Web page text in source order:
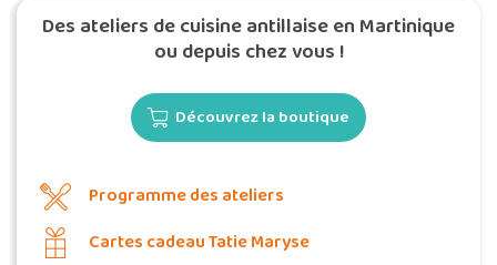
Des ateliers de cuisine antillaise en Martinique
ou depuis chez vous !
Découvrez la boutique
Programme des ateliers
Cartes cadeau Tatie Maryse